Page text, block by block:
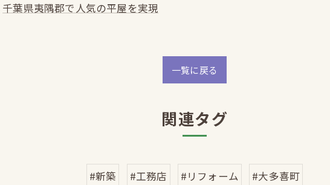
千葉県夷隅郡で人気の平屋を実現
一覧に戻る
関連タグ
#新築 #工務店 #リフォーム #大多喜町